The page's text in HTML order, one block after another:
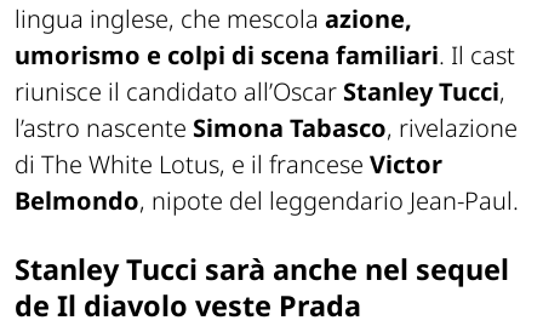
lingua inglese, che mescola azione,
umorismo e colpi di scena familiari. Il cast
riunisce il candidato all’Oscar Stanley Tucci,
l’astro nascente Simona Tabasco, rivelazione
di The White Lotus, e il francese Victor
Belmondo, nipote del leggendario Jean-Paul.
Stanley Tucci sarà anche nel sequel
de Il diavolo veste Prada